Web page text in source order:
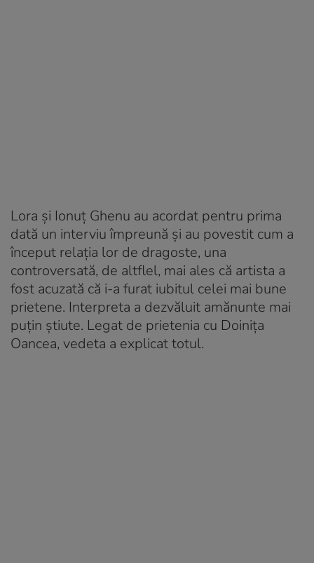
Lora și Ionuț Ghenu au acordat pentru prima
dată un interviu împreună și au povestit cum a
început relația lor de dragoste, una
controversată, de altflel, mai ales că artista a
fost acuzată că i-a furat iubitul celei mai bune
prietene. Interpreta a dezvăluit amănunte mai
puțin știute. Legat de prietenia cu Doinița
Oancea, vedeta a explicat totul.